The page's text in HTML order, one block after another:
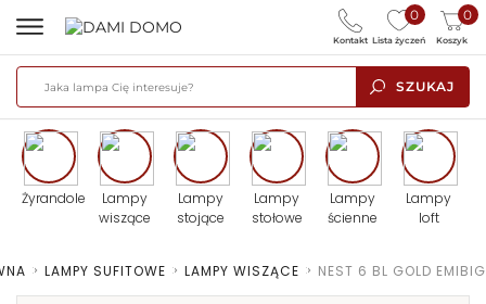
SZUKAJ
0
Lista życzeń
0
Koszyk
Kontakt
Żyrandole
Lampy
wiszące
Lampy
stojące
Lampy
stołowe
Lampy
ścienne
Lampy
loft
> LAMPY SUFITOWE > LAMPY WISZĄCE > NEST 6 BL GOLD EMIBIG